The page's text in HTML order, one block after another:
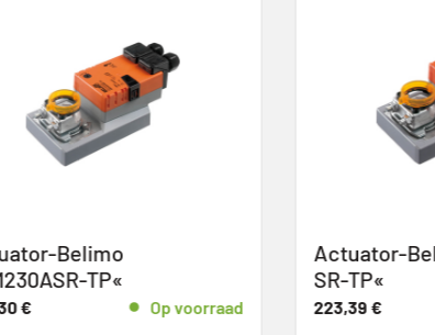
Op voorraad
Actuator-Belimo »SM24A-
223,39€ Op voorraad